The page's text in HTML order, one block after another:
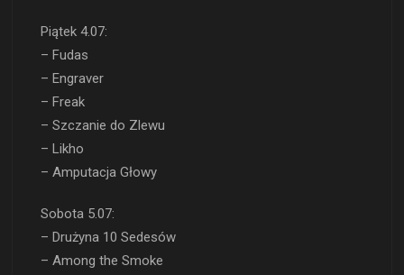
Piątek 4.07:
– Fudas
– Engraver
– Freak
– Szczanie do Zlewu
– Likho
– Amputacja Głowy
Sobota 5.07:
– Drużyna 10 Sedesów
– Among the Smoke